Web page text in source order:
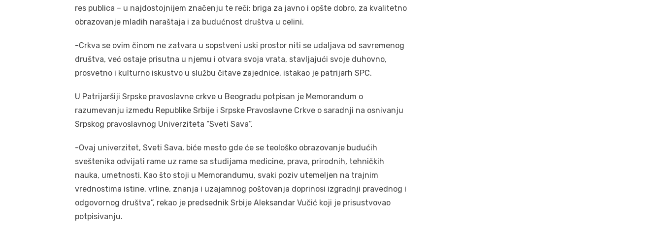
res publica – u najdostojnijem značenju te reči: briga za javno i opšte dobro, za kvalitetno
obrazovanje mladih naraštaja i za budućnost društva u celini.
-Crkva se ovim činom ne zatvara u sopstveni uski prostor niti se udaljava od savremenog
društva, već ostaje prisutna u njemu i otvara svoja vrata, stavljajući svoje duhovno,
prosvetno i kulturno iskustvo u službu čitave zajednice, istakao je patrijarh SPC.
U Patrijaršiji Srpske pravoslavne crkve u Beogradu potpisan je Memorandum o
razumevanju između Republike Srbije i Srpske Pravoslavne Crkve o saradnji na osnivanju
Srpskog pravoslavnog Univerziteta “Sveti Sava”.
-Ovaj univerzitet, Sveti Sava, biće mesto gde će se teološko obrazovanje budućih
sveštenika odvijati rame uz rame sa studijama medicine, prava, prirodnih, tehničkih
nauka, umetnosti. Kao što stoji u Memorandumu, svaki poziv utemeljen na trajnim
vrednostima istine, vrline, znanja i uzajamnog poštovanja doprinosi izgradnji pravednog i
odgovornog društva”, rekao je predsednik Srbije Aleksandar Vučić koji je prisustvovao
potpisivanju.